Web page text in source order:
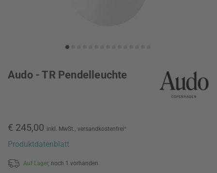
Audo - TR Pendelleuchte
€ 245,00 inkl. MwSt., versandkostenfrei*
Produktdatenblatt
Auf Lager, noch 1 vorhanden